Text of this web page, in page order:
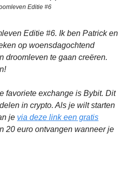
Editie #6
Editie #6. Ik ben Patrick en
op woensdagochtend
droomleven te gaan creëren.
favoriete exchange is Bybit. Dit
in crypto. Als je wilt starten
je via deze link een gratis
20 euro ontvangen wanneer je